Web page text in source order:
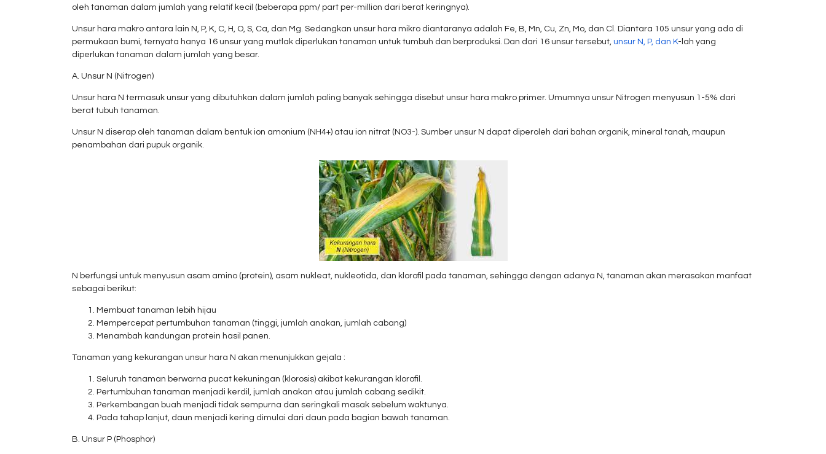
oleh tanaman dalam jumlah yang relatif kecil (beberapa ppm/ part per-million dari berat keringnya).
Unsur hara makro antara lain N, P, K, C, H, O, S, Ca, dan Mg. Sedangkan unsur hara mikro diantaranya adalah Fe, B, Mn, Cu, Zn, Mo, dan Cl. Diantara 105 unsur yang ada di
permukaan bumi, ternyata hanya 16 unsur yang mutlak diperlukan tanaman untuk tumbuh dan berproduksi. Dan dari 16 unsur tersebut, unsur N, P, dan K-lah yang
diperlukan tanaman dalam jumlah yang besar.
A. Unsur N (Nitrogen)
Unsur hara N termasuk unsur yang dibutuhkan dalam jumlah paling banyak sehingga disebut unsur hara makro primer. Umumnya unsur Nitrogen menyusun 1-5% dari
berat tubuh tanaman.
Unsur N diserap oleh tanaman dalam bentuk ion amonium (NH4+) atau ion nitrat (NO3-). Sumber unsur N dapat diperoleh dari bahan organik, mineral tanah, maupun
penambahan dari pupuk organik.
N berfungsi untuk menyusun asam amino (protein), asam nukleat, nukleotida, dan klorofil pada tanaman, sehingga dengan adanya N, tanaman akan merasakan manfaat
sebagai berikut:
Membuat tanaman lebih hijau
Mempercepat pertumbuhan tanaman (tinggi, jumlah anakan, jumlah cabang)
Menambah kandungan protein hasil panen.
Tanaman yang kekurangan unsur hara N akan menunjukkan gejala :
Seluruh tanaman berwarna pucat kekuningan (klorosis) akibat kekurangan klorofil.
Pertumbuhan tanaman menjadi kerdil, jumlah anakan atau jumlah cabang sedikit.
Perkembangan buah menjadi tidak sempurna dan seringkali masak sebelum waktunya.
Pada tahap lanjut, daun menjadi kering dimulai dari daun pada bagian bawah tanaman.
B. Unsur P (Phosphor)